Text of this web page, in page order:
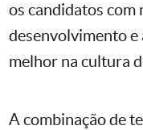
os candidatos com
desenvolvimento e
melhor na cultura
A combinação de